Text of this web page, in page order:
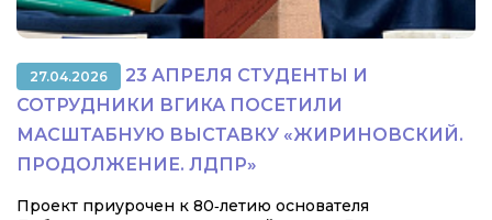
27.04.2026
23 АПРЕЛЯ СТУДЕНТЫ И
СОТРУДНИКИ ВГИКА ПОСЕТИЛИ
МАСШТАБНУЮ ВЫСТАВКУ «ЖИРИНОВСКИЙ.
ПРОДОЛЖЕНИЕ. ЛДПР»
Проект приурочен к 80‑летию основателя